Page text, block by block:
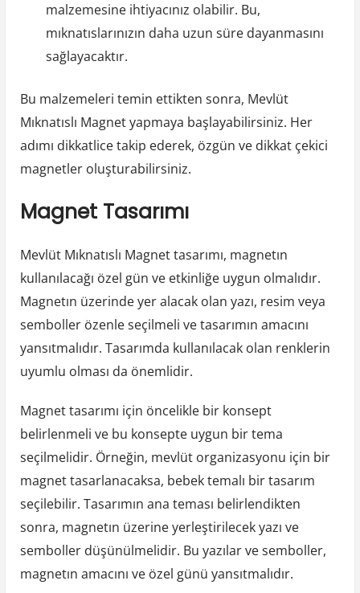
malzemesine ihtiyacınız olabilir. Bu,
mıknatıslarınızın daha uzun süre dayanmasını
sağlayacaktır.
Bu malzemeleri temin ettikten sonra, Mevlüt
Mıknatıslı Magnet yapmaya başlayabilirsiniz. Her
adımı dikkatlice takip ederek, özgün ve dikkat çekici
magnetler oluşturabilirsiniz.
Magnet Tasarımı
Mevlüt Mıknatıslı Magnet tasarımı, magnetın
kullanılacağı özel gün ve etkinliğe uygun olmalıdır.
Magnetın üzerinde yer alacak olan yazı, resim veya
semboller özenle seçilmeli ve tasarımın amacını
yansıtmalıdır. Tasarımda kullanılacak olan renklerin
uyumlu olması da önemlidir.
Magnet tasarımı için öncelikle bir konsept
belirlenmeli ve bu konsepte uygun bir tema
seçilmelidir. Örneğin, mevlüt organizasyonu için bir
magnet tasarlanacaksa, bebek temalı bir tasarım
seçilebilir. Tasarımın ana teması belirlendikten
sonra, magnetın üzerine yerleştirilecek yazı ve
semboller düşünülmelidir. Bu yazılar ve semboller,
magnetın amacını ve özel günü yansıtmalıdır.